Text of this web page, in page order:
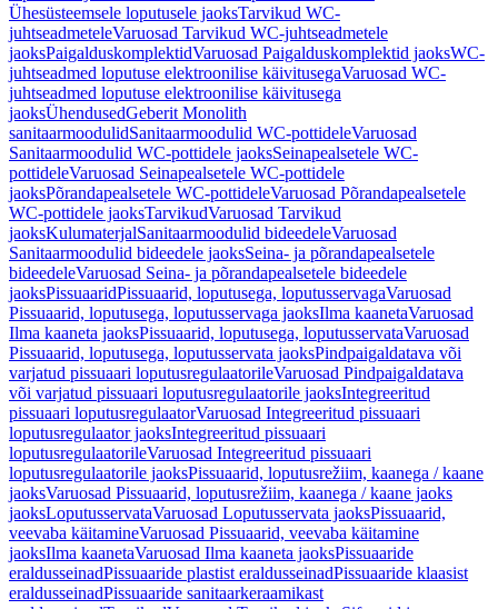
Ühesüsteemsele loputusele jaoksTarvikud WC-
juhtseadmeteleVaruosad Tarvikud WC-juhtseadmetele
jaoksPaigalduskomplektidVaruosad Paigalduskomplektid jaoksWC-
juhtseadmed loputuse elektroonilise käivitusegaVaruosad WC-
juhtseadmed loputuse elektroonilise käivitusega
jaoksÜhendusedGeberit Monolith
sanitaarmoodulidSanitaarmoodulid WC-pottideleVaruosad
Sanitaarmoodulid WC-pottidele jaoksSeinapealsetele WC-
pottideleVaruosad Seinapealsetele WC-pottidele
jaoksPõrandapealsetele WC-pottideleVaruosad Põrandapealsetele
WC-pottidele jaoksTarvikudVaruosad Tarvikud
jaoksKulumaterjalSanitaarmoodulid bideedeleVaruosad
Sanitaarmoodulid bideedele jaoksSeina- ja põrandapealsetele
bideedeleVaruosad Seina- ja põrandapealsetele bideedele
jaoksPissuaaridPissuaarid, loputusega, loputusservagaVaruosad
Pissuaarid, loputusega, loputusservaga jaoksIlma kaanetaVaruosad
Ilma kaaneta jaoksPissuaarid, loputusega, loputusservataVaruosad
Pissuaarid, loputusega, loputusservata jaoksPindpaigaldatava või
varjatud pissuaari loputusregulaatorileVaruosad Pindpaigaldatava
või varjatud pissuaari loputusregulaatorile jaoksIntegreeritud
pissuaari loputusregulaatorVaruosad Integreeritud pissuaari
loputusregulaator jaoksIntegreeritud pissuaari
loputusregulaatorileVaruosad Integreeritud pissuaari
loputusregulaatorile jaoksPissuaarid, loputusrežiim, kaanega / kaane
jaoksVaruosad Pissuaarid, loputusrežiim, kaanega / kaane jaoks
jaoksLoputusservataVaruosad Loputusservata jaoksPissuaarid,
veevaba käitamineVaruosad Pissuaarid, veevaba käitamine
jaoksIlma kaanetaVaruosad Ilma kaaneta jaoksPissuaaride
eraldusseinadPissuaaride plastist eraldusseinadPissuaaride klaasist
eraldusseinadPissuaaride sanitaarkeraamikast